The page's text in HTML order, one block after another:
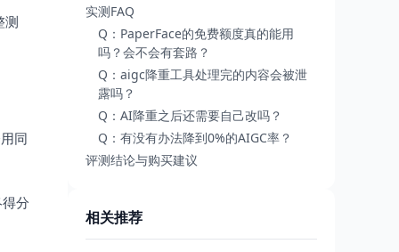
测
同
分
实测FAQ
Q：PaperFace的免费额度真的能用
吗？会不会有套路？
Q：aigc降重工具处理完的内容会被泄
露吗？
Q：AI降重之后还需要自己改吗？
Q：有没有办法降到0%的AIGC率？
评测结论与购买建议
相关推荐